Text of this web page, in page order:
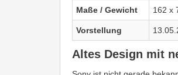
Maße / Gewicht 162 x
Vorstellung
Altes Design mit